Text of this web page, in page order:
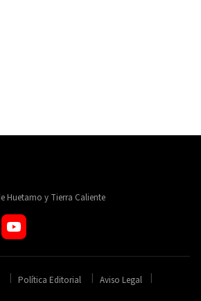
Huetamo y Tierra Caliente
Política Editorial
Aviso Legal